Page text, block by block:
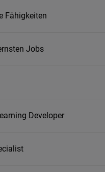
Fähigkeiten
Jobs
Developer